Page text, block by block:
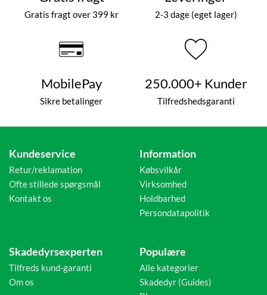
Gratis fragt over 399 kr 2-3 dage (eget lager)
MobilePay
Sikre betalinger
250.000+ Kunder
Tilfredshedsgaranti
Kundeservice
Retur/reklamation
Ofte stillede spørgsmål
Kontakt os
Information
Købsvilkår
Virksomhed
Holdbarhed
Persondatapolitik
Skadedyrsexperten
Tilfreds kund-garanti
Om os
Populære
Alle kategorier
Skadedyr (Guides)